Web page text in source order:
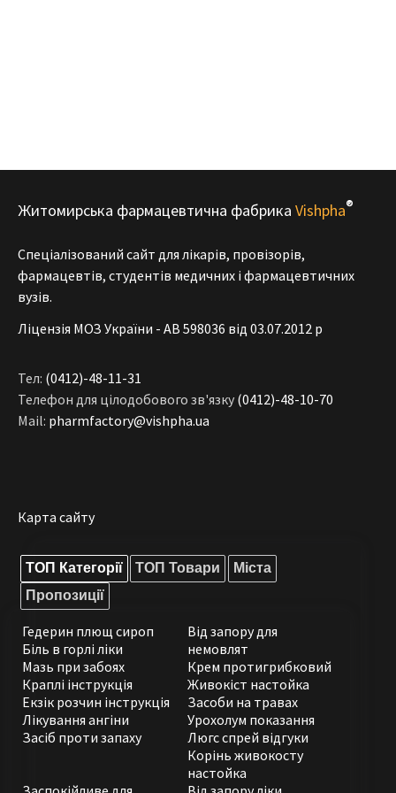
Житомирська фармацевтична фабрика Vishpha®
Спеціалізований сайт для лікарів, провізорів,
фармацевтів, студентів медичних і фармацевтичних
вузів.
Ліцензія МОЗ України - АВ 598036 від 03.07.2012 р
Тел: (0412)-48-11-31
Телефон для цілодобового зв'язку (0412)-48-10-70
Mail: pharmfactory@vishpha.ua
Карта сайту
ТОП Категорії ТОП Товари
Міста
Пропозиції
Гедерин плющ сироп
Біль в горлі ліки
Мазь при забоях
Краплі інструкція
Екзік розчин інструкція
Лікування ангіни
Засіб проти запаху
Від запору для
немовлят
Крем протигрибковий
Живокіст настойка
Засоби на травах
Урохолум показання
Люгс спрей відгуки
Корінь живокосту
настойка